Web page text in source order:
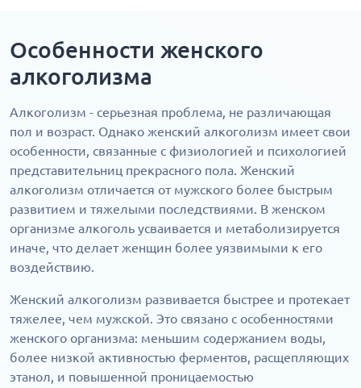
Особенности женского
алкоголизма
Алкоголизм - серьезная проблема, не различающая
пол и возраст. Однако женский алкоголизм имеет свои
особенности, связанные с физиологией и психологией
представительниц прекрасного пола. Женский
алкоголизм отличается от мужского более быстрым
развитием и тяжелыми последствиями. В женском
организме алкоголь усваивается и метаболизируется
иначе, что делает женщин более уязвимыми к его
воздействию.
Женский алкоголизм развивается быстрее и протекает
тяжелее, чем мужской. Это связано с особенностями
женского организма: меньшим содержанием воды,
более низкой активностью ферментов, расщепляющих
этанол, и повышенной проницаемостью